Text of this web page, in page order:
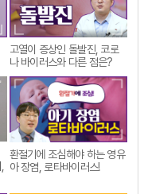
고열이 증상인 돌발진, 코로
나 바이러스와 다른 점은?
환절기에 조심해야 하는 영유
아 장염, 로타바이러스!